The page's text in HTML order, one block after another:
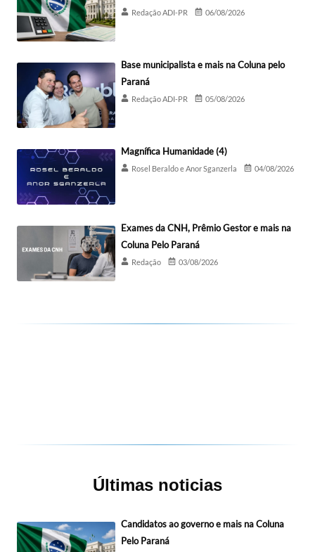
Redação ADI-PR 06/08/2026
Base municipalista e mais na Coluna pelo
Paraná
Redação ADI-PR 05/08/2026
Magnífica Humanidade (4)
Rosel Beraldo e Anor Sganzerla 04/08/2026
Exames da CNH, Prêmio Gestor e mais na
Coluna Pelo Paraná
Redação 03/08/2026
Últimas noticias
Candidatos ao governo e mais na Coluna
Pelo Paraná